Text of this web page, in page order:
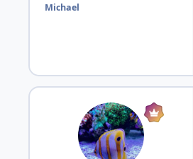
Michael